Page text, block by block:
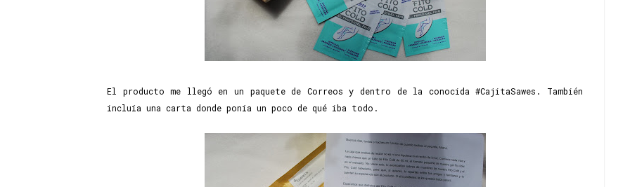
El producto me llegó en un paquete de Correos y dentro de la conocida #CajitaSawes. También
incluía una carta donde ponía un poco de qué iba todo.